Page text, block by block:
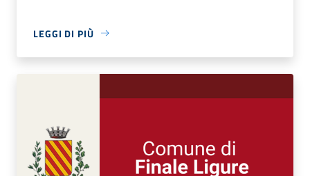
LEGGI DI PIÙ